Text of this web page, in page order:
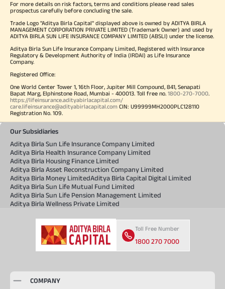
For more details on risk factors, terms and conditions please read sales
prospectus carefully before concluding the sale.
Trade Logo "Aditya Birla Capital" displayed above is owned by ADITYA BIRLA
MANAGEMENT CORPORATION PRIVATE LIMITED (Trademark Owner) and used by
ADITYA BIRLA SUN LIFE INSURANCE COMPANY LIMITED (ABSLI) under the license.
Aditya Birla Sun Life Insurance Company Limited, Registered with Insurance
Regulatory & Development Authority of India (IRDAI) as Life Insurance
Company.
Registered Office:
One World Center Tower 1, 16th Floor, Jupiter Mill Compound, 841, Senapati
Bapat Marg, Elphinstone Road, Mumbai - 400013. Toll free no. 1800-270-7000.
https://lifeinsurance.adityabirlacapital.com/
care.lifeinsurance@adityabirlacapital.com CIN: U99999MH2000PLC128110
Registration No. 109.
Our Subsidiaries
Aditya Birla Sun Life Insurance Company Limited
Aditya Birla Health Insurance Company Limited
Aditya Birla Housing Finance Limited
Aditya Birla Asset Reconstruction Company Limited
Aditya Birla Money LimitedAditya Birla Capital Digital Limited
Aditya Birla Sun Life Mutual Fund Limited
Aditya Birla Sun Life Pension Management Limited
Aditya Birla Wellness Private Limited
Toll Free Number
1800 270 7000
COMPANY